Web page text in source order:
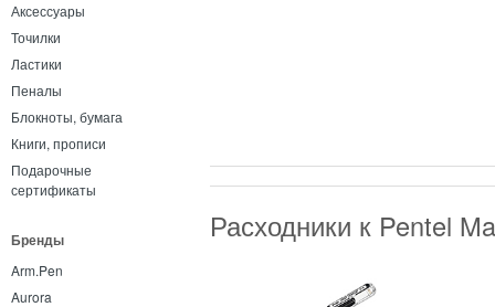
Аксессуары
Точилки
Ластики
Пеналы
Блокноты, бумага
Книги, прописи
Подарочные
сертификаты
Бренды
Arm.Pen
Aurora
Расходники к Pentel